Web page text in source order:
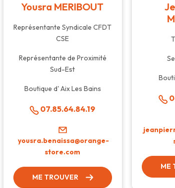
Yousra MERIBOUT
Représentante Syndicale CFDT
CSE
Représentante de Proximité
Sud-Est
Boutique d' Aix Les Bains
07.85.64.84.19
yousra.benaissa@orange-
store.com
ME TROUVER
ME